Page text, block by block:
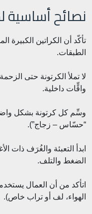
نصائح أساسية
تأكّد أن الكراتين الكبيرة
الطبقات.
لا تملأ الكرتونة حتى
واقٍّات داخلية.
وسِّم كل كرتونة بشكل
“حسّاس – زجاج”).
ابدأ التعبئة والغُرَف ذات
الضغط والتلف.
اتأكد من أن العمال
الهواء، لف أو تراب خاص).